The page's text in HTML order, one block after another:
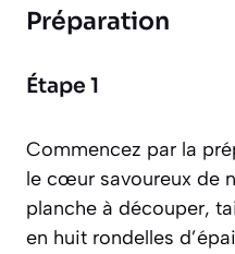
Préparation
Étape 1
Commencez par la
le cœur savoureux de
planche à découper,
en huit rondelles